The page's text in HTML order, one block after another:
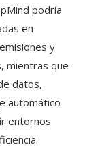
podría
en
y
mientras que
datos,
automático
entornos